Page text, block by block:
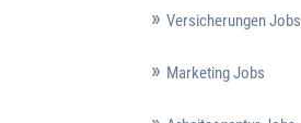
Versicherungen Jobs
Marketing Jobs